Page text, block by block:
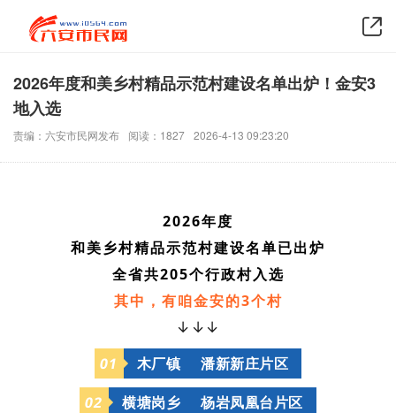
2026年度和美乡村精品示范村建设名单出炉！金安3
地入选
责编：六安市民网发布 阅读：1827 2026-4-13 09:23:20
2026年度
和美乡村精品示范村建设名单已出炉
全省共205个行政村入选
其中，有咱金安的3个村
↓↓↓
01
木厂镇 潘新新庄片区
02 横塘岗乡
杨岩凤凰台片区